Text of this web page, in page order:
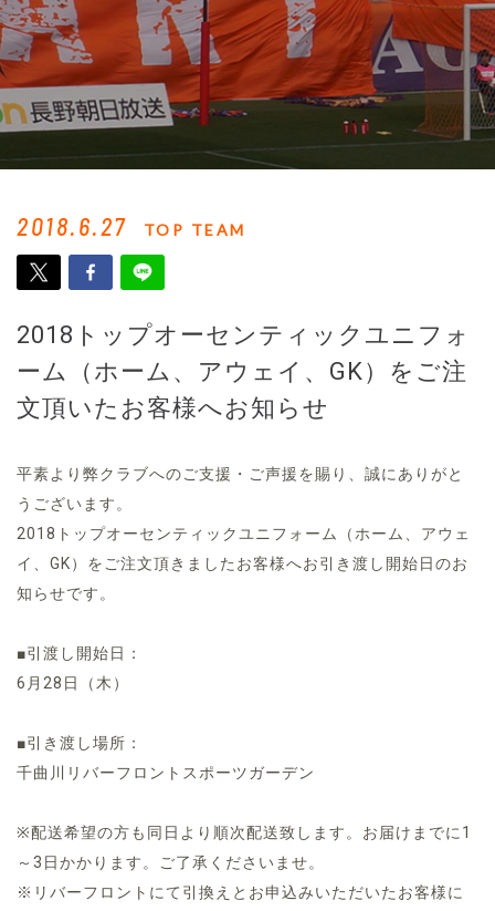
2018.6.27 TOP TEAM
2018トップオーセンティックユニフォ
ーム（ホーム、アウェイ、GK）をご注
文頂いたお客様へお知らせ
平素より弊クラブへのご支援・ご声援を賜り、誠にありがと
うございます。
2018トップオーセンティックユニフォーム（ホーム、アウェ
イ、GK）をご注文頂きましたお客様へお引き渡し開始日のお
知らせです。
■引渡し開始日：
6月28日（木）
■引き渡し場所：
千曲川リバーフロントスポーツガーデン
※配送希望の方も同日より順次配送致します。お届けまでに1
～3日かかります。ご了承くださいませ。
※リバーフロントにて引換えとお申込みいただいたお客様に